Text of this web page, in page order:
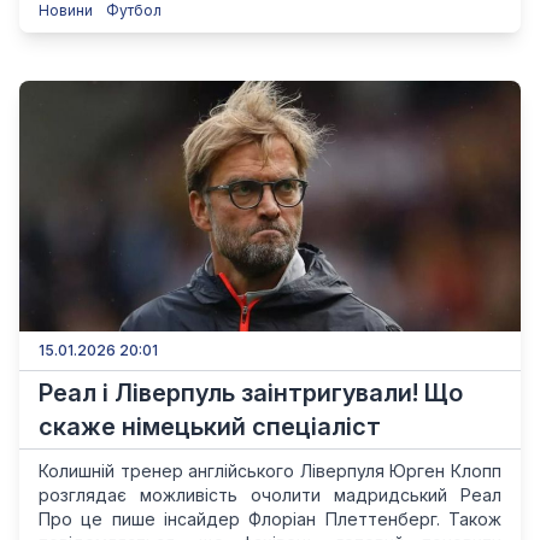
Новини Футбол
15.01.2026 20:01
Реал і Ліверпуль заінтригували! Що
скаже німецький спеціаліст
Колишній тренер англійського Ліверпуля Юрген Клопп
розглядає можливість очолити мадридський Реал
Про це пише інсайдер Флоріан Плеттенберг. Також